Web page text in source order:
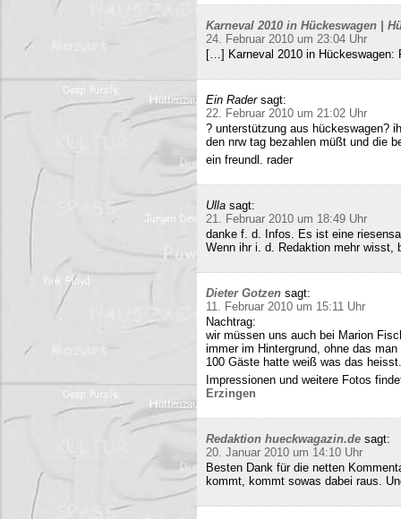
Karneval 2010 in Hückeswagen |
24. Februar 2010 um 23:04 Uhr
[…] Karneval 2010 in Hückeswagen:
Ein Rader sagt:
22. Februar 2010 um 21:02 Uhr
? unterstützung aus hückeswagen?
den nrw tag bezahlen müßt und die
ein freundl. rader
Ulla sagt:
21. Februar 2010 um 18:49 Uhr
danke f. d. Infos. Es ist eine
Wenn ihr i. d. Redaktion mehr wisst,
Dieter Gotzen sagt:
11. Februar 2010 um 15:11 Uhr
Nachtrag:
wir müssen uns auch bei Marion
immer im Hintergrund, ohne das
100 Gäste hatte weiß was das heisst.
Impressionen und weitere Fotos
Erzingen
Redaktion hueckwagazin.de sagt:
20. Januar 2010 um 14:10 Uhr
Besten Dank für die netten
kommt, kommt sowas dabei raus.